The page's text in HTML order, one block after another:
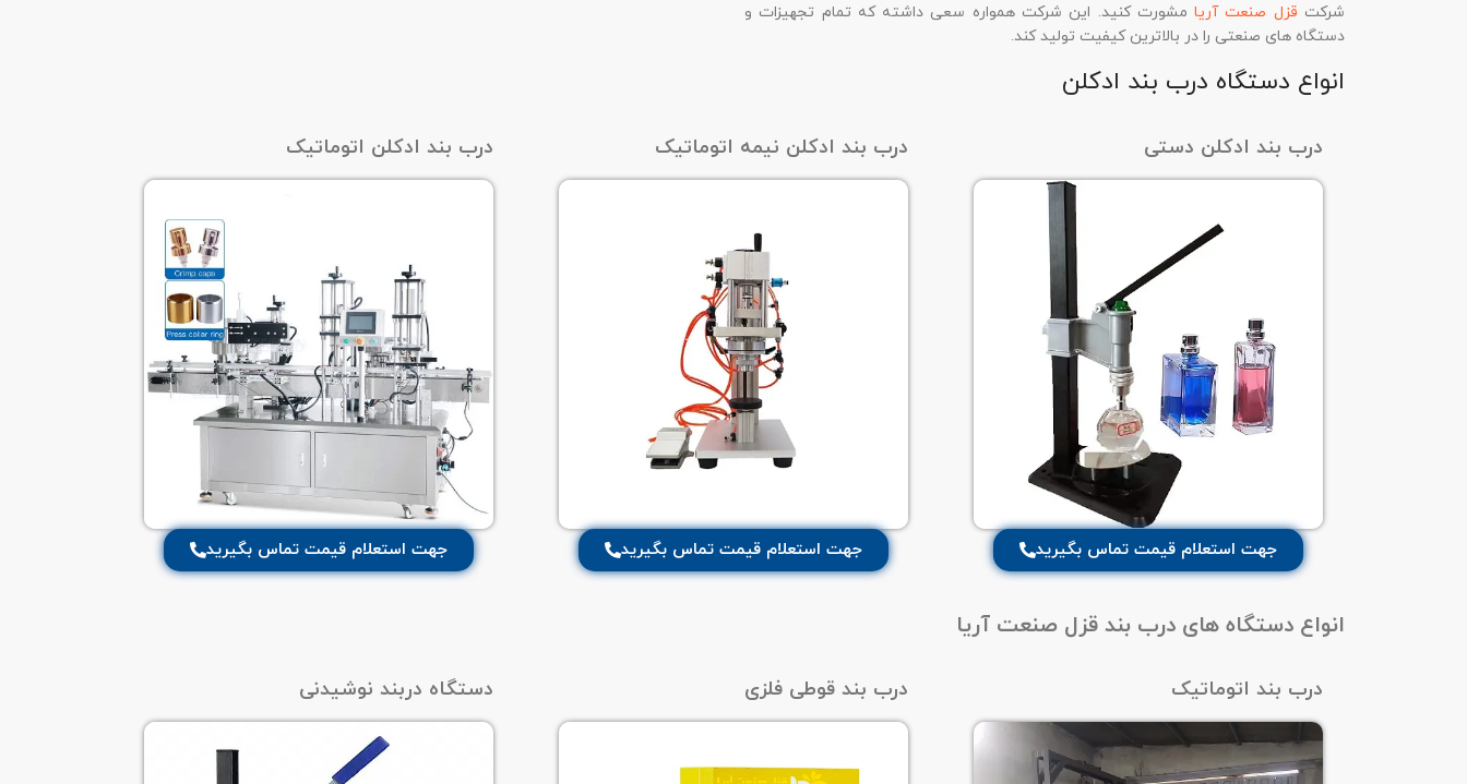
شرکت قزل صنعت آریامشورت کنید. این شرکت همواره سعی داشته که تمام تجهیزات و
دستگاه های صنعتی را در بالاترین کیفیت تولید کند.
انواع دستگاه درب بند ادکلن
درب بند ادکلن دستی
جهت استعلام قیمت تماس بگیرید
درب بند ادکلن نیمه اتوماتیک
جهت استعلام قیمت تماس بگیرید
درب بند ادکلن اتوماتیک
جهت استعلام قیمت تماس بگیرید
انواع دستگاه های درب بند قزل صنعت آریا
درب بند اتوماتیک درب بند قوطی فلزی دستگاه دربند نوشیدنی